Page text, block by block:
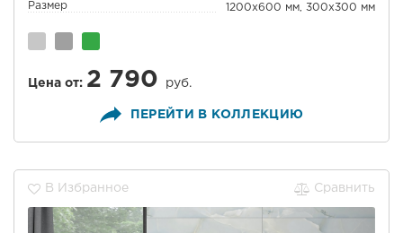
Размер 1200x600 мм, 300x300 мм
Цена от: 2 790 руб.
ПЕРЕЙТИ В КОЛЛЕКЦИЮ
В Избранное Сравнить